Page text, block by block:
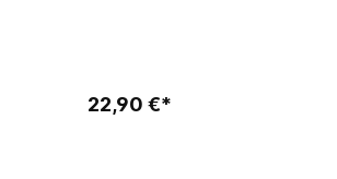
22,90 €*